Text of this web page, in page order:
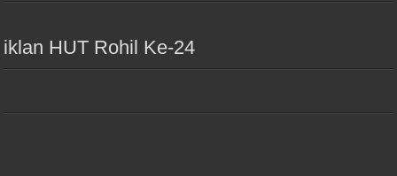
iklan HUT Rohil Ke-24